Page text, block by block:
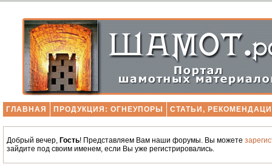
ГЛАВНАЯ ПРОДУКЦИЯ: ОГНЕУПОРЫ СТАТЬИ,
Добрый вечер, Гость! Представляем Вам наши форумы. Вы можете
зайдите под своим именем, если Вы уже регистрировались.